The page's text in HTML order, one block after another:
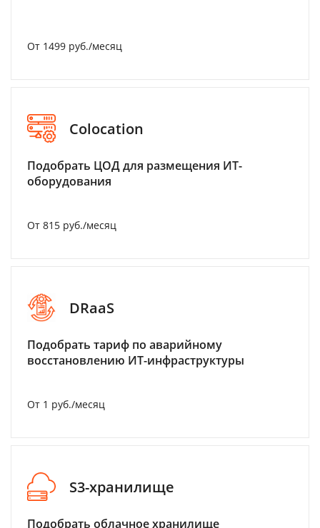
От 1499 руб./месяц
Colocation
Подобрать ЦОД для размещения ИТ-
оборудования
От 815 руб./месяц
DRaaS
Подобрать тариф по аварийному
восстановлению ИТ-инфраструктуры
От 1 руб./месяц
S3-хранилище
Подобрать облачное хранилище